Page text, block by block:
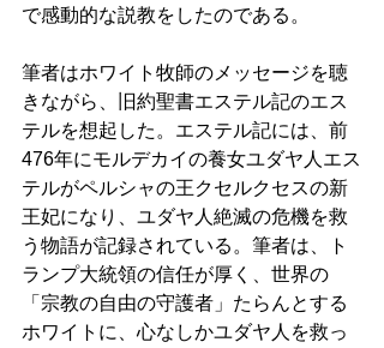
で感動的な説教をしたのである。
筆者はホワイト牧師のメッセージを聴
きながら、旧約聖書エステル記のエス
テルを想起した。エステル記には、前
476年にモルデカイの養女ユダヤ人エス
テルがペルシャの王クセルクセスの新
王妃になり、ユダヤ人絶滅の危機を救
う物語が記録されている。筆者は、ト
ランプ大統領の信任が厚く、世界の
「宗教の自由の守護者」たらんとする
ホワイトに、心なしかユダヤ人を救っ